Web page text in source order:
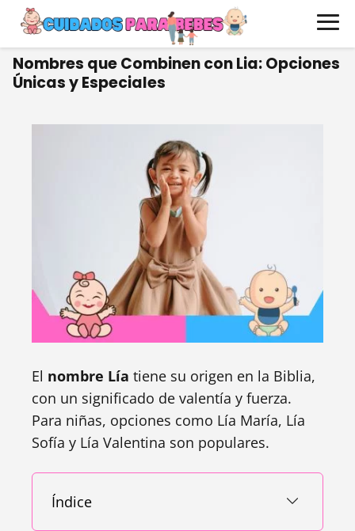
Nombres que Combinen con Lia: Opciones
Únicas y Especiales
El nombre Lía tiene su origen en la Biblia,
con un significado de valentía y fuerza.
Para niñas, opciones como Lía María, Lía
Sofía y Lía Valentina son populares.
Índice